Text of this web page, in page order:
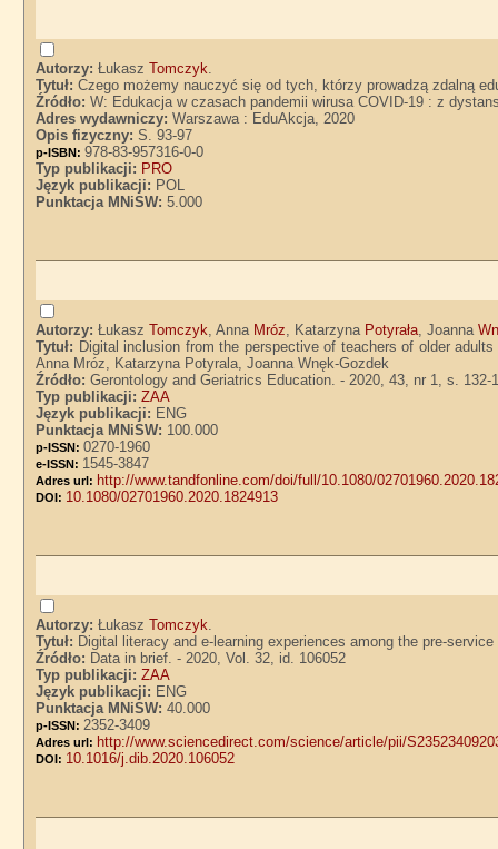
Autorzy:ŁukaszTomczyk.
Tytuł:Czego możemy nauczyć się od tych, którzy prowadzą zdalną
Źródło:W: Edukacja w czasach pandemii wirusa COVID-19 : z
Adres wydawniczy:Warszawa : EduAkcja, 2020
Opis fizyczny:S. 93-97
p-ISBN:978-83-957316-0-0
Typ publikacji: PRO
Język publikacji: POL
Punktacja MNiSW:5.000
Autorzy:ŁukaszTomczyk, Anna Mróz, Katarzyna Potyrała, Joanna
Tytuł: Digital inclusion from the perspective of teachers of older
Anna Mróz, Katarzyna Potyrala, Joanna Wnęk-Gozdek
Źródło:Gerontology and Geriatrics Education. - 2020, 43, nr 1, s. 132-
Typ publikacji:ZAA
Język publikacji: ENG
Punktacja MNiSW: 100.000
p-ISSN:0270-1960
e-ISSN: 1545-3847
Adres url: http://www.tandfonline.com/doi/full/10.1080/
DOI: 10.1080/02701960.2020.1824913
Autorzy:ŁukaszTomczyk.
Tytuł: Digital literacy and e-learning experiences among the pre-
Źródło: Data in brief. - 2020, Vol. 32, id. 106052
Typ publikacji:ZAA
Język publikacji: ENG
Punktacja MNiSW:40.000
p-ISSN: 2352-3409
Adres url: http://www.sciencedirect.com/science/article/pii/
DOI: 10.1016/j.dib.2020.106052